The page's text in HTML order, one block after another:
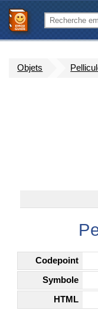
Objets
Codepoint
Symbole
HTML